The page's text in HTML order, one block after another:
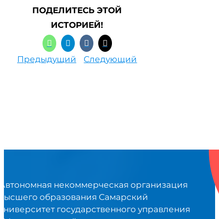
ПОДЕЛИТЕСЬ ЭТОЙ
ИСТОРИЕЙ!
Предыдущий Следующий
некоммерческая организация
образования Самарский
государственного управления